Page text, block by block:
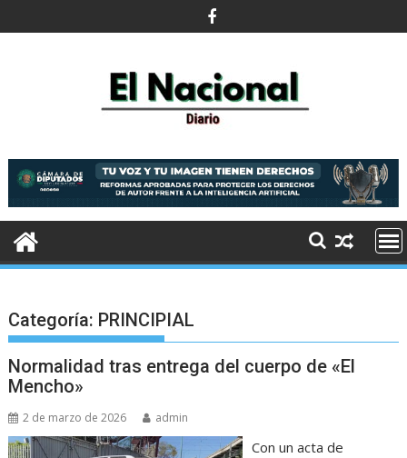
al
Categoría: PRINCIPIAL
Normalidad tras entrega del cuerpo de «El
Mencho»
2 de marzo de 2026 admin
Con un acta de